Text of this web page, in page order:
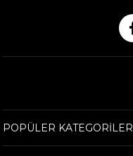
POPÜLER KATEGORİLER